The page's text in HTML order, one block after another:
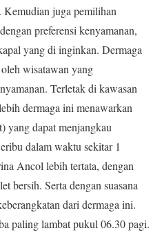
Kemudian juga pemilihan
preferensi kenyamanan,
yang di inginkan. Dermaga
wisatawan yang
Terletak di kawasan
dermaga ini menawarkan
yang dapat menjangkau
dalam waktu sekitar 1
Ancol lebih tertata, dengan
bersih. Serta dengan suasana
dari dermaga ini.
paling lambat pukul 06.30 pagi.